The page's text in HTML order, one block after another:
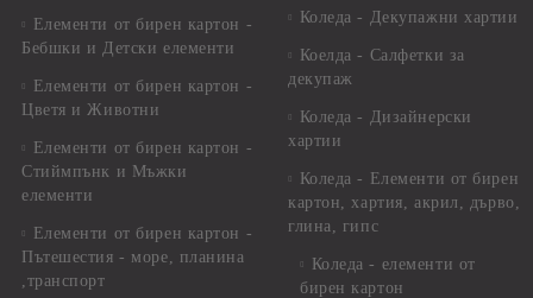
Елементи от бирен картон -
Бебшки и Детски елементи
Елементи от бирен картон -
Цветя и Животни
Елементи от бирен картон -
Стиймпънк и Мъжки
елементи
Елементи от бирен картон -
Пътешестия - море, планина
,транспорт
Коледа - Декупажни хартии
Коелда - Салфетки за
декупаж
Коледа - Дизайнерски
хартии
Коледа - Eлементи от бирен
картон, хартия, акрил, дърво,
глина, гипс
Коледа - елементи от
бирен картон